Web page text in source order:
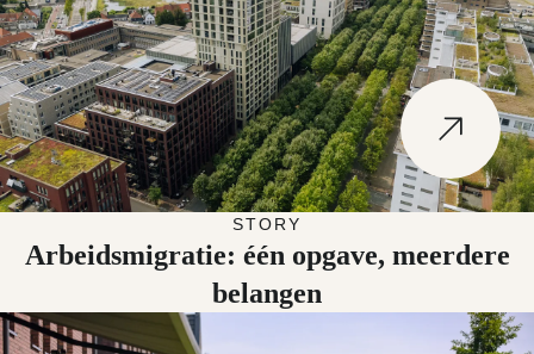
Naar Arbeidsmigratie: één opgave, meerdere belangen
STORY
Arbeidsmigratie: één opgave, meerdere
belangen